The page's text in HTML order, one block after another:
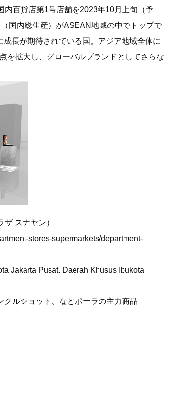
内百貨店第1号店舗を2023年10月上旬（予
国内総生産）がASEAN地域の中でトップで
長が期待されている国。アジア地域全体に
を拡大し、グローバルブランドとしてさらな
スナヤン）
stores-supermarkets/department-
Jakarta Pusat, Daerah Khusus Ibukota
ルショット、などポーラの主力商品